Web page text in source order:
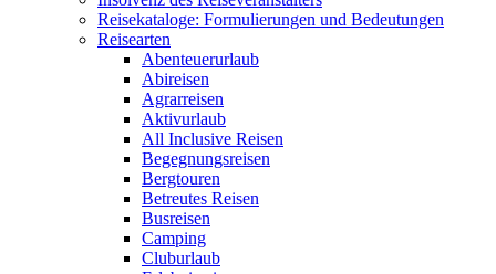
Reisekataloge: Formulierungen und Bedeutungen
Reisearten
Abenteuerurlaub
Abireisen
Agrarreisen
Aktivurlaub
All Inclusive Reisen
Begegnungsreisen
Bergtouren
Betreutes Reisen
Busreisen
Camping
Cluburlaub